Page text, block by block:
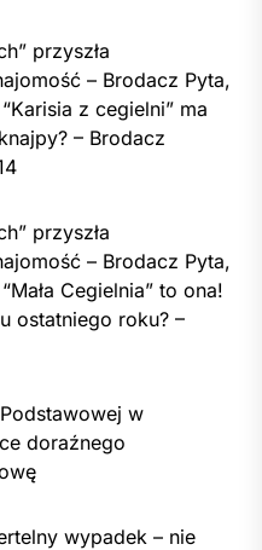
przyszła
– Brodacz Pyta,
“Karisia z cegielni” ma
– Brodacz
przyszła
– Brodacz Pyta,
“Mała Cegielnia” to ona!
ostatniego roku? –
w
doraźnego
wypadek – nie